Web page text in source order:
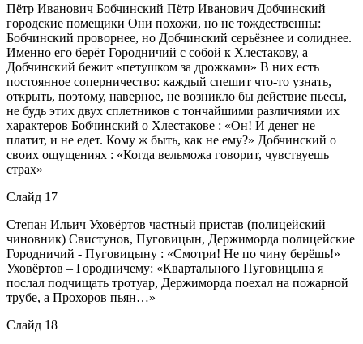
Пётр Иванович Бобчинский Пётр Иванович Добчинский
городские помещики Они похожи, но не тождественны:
Бобчинский проворнее, но Добчинский серьёзнее и солиднее.
Именно его берёт Городничий с собой к Хлестакову, а
Добчинский бежит «петушком за дрожками» В них есть
постоянное соперничество: каждый спешит что-то узнать,
открыть, поэтому, наверное, не возникло бы действие пьесы,
не будь этих двух сплетников с тончайшими различиями их
характеров Бобчинский о Хлестакове : «Он! И денег не
платит, и не едет. Кому ж быть, как не ему?» Добчинский о
своих ощущениях : «Когда вельможа говорит, чувствуешь
страх»
Слайд 17
Степан Ильич Уховёртов частный пристав (полицейский
чиновник) Свистунов, Пуговицын, Держиморда полицейские
Городничий - Пуговицыну : «Смотри! Не по чину берёшь!»
Уховёртов – Городничему: «Квартального Пуговицына я
послал подчищать тротуар, Держиморда поехал на пожарной
трубе, а Прохоров пьян…»
Слайд 18